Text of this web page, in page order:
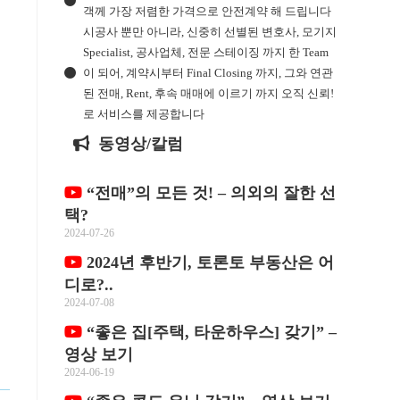
객께 가장 저렴한 가격으로 안전계약 해 드립니다
시공사 뿐만 아니라, 신중히 선별된 변호사, 모기지
Specialist, 공사업체, 전문 스테이징 까지 한 Team
이 되어, 계약시부터 Final Closing 까지, 그와 연관
된 전매, Rent, 후속 매매에 이르기 까지 오직 신뢰!
로 서비스를 제공합니다
동영상/칼럼
“전매”의 모든 것! – 의외의 잘한 선
택?
2024-07-26
2024년 후반기, 토론토 부동산은 어
디로?..
2024-07-08
“좋은 집[주택, 타운하우스] 갖기” –
영상 보기
2024-06-19